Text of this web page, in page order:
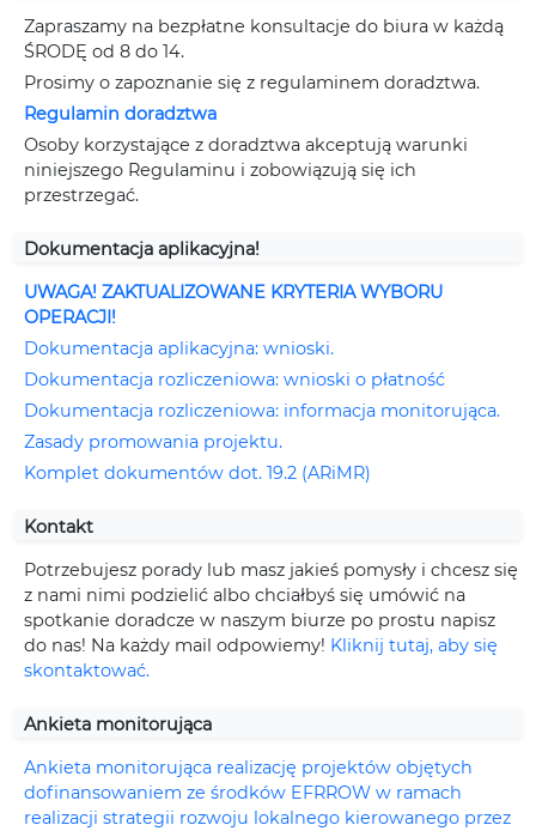
Zapraszamy na bezpłatne konsultacje do biura w każdą
ŚRODĘ od 8 do 14.
Prosimy o zapoznanie się z regulaminem doradztwa.
Regulamin doradztwa
Osoby korzystające z doradztwa akceptują warunki
niniejszego Regulaminu i zobowiązują się ich
przestrzegać.
Dokumentacja aplikacyjna!
UWAGA! ZAKTUALIZOWANE KRYTERIA WYBORU
OPERACJI!
Dokumentacja aplikacyjna: wnioski.
Dokumentacja rozliczeniowa: wnioski o płatność
Dokumentacja rozliczeniowa: informacja monitorująca.
Zasady promowania projektu.
Komplet dokumentów dot. 19.2 (ARiMR)
Kontakt
Potrzebujesz porady lub masz jakieś pomysły i chcesz się
z nami nimi podzielić albo chciałbyś się umówić na
spotkanie doradcze w naszym biurze po prostu napisz
do nas! Na każdy mail odpowiemy! Kliknij tutaj, aby się
skontaktować.
Ankieta monitorująca
Ankieta monitorująca realizację projektów objętych
dofinansowaniem ze środków EFRROW w ramach
realizacji strategii rozwoju lokalnego kierowanego przez